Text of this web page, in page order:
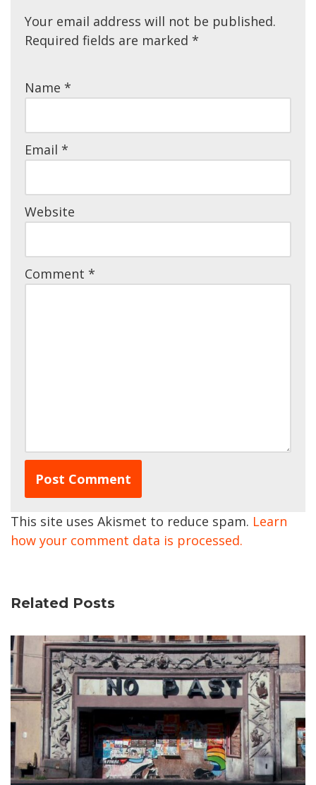
Your email address will not be published.
Required fields are marked *
Name *
Email *
Website
Comment *
This site uses Akismet to reduce spam. Learn
how your comment data is processed.
Related Posts